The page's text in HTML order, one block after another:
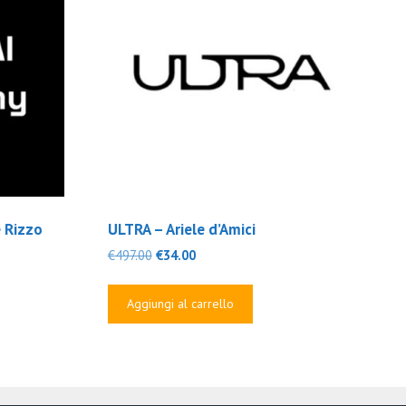
Rizzo ULTRA – Ariele d’Amici
€497.00 Il
era:
€34.00Il
è:
Aggiungi al carrello